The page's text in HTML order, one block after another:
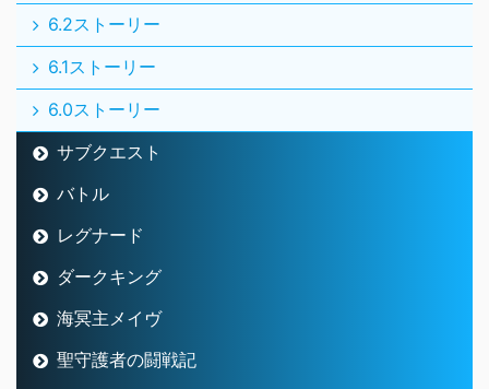
6.2ストーリー
6.1ストーリー
6.0ストーリー
サブクエスト
バトル
レグナード
ダークキング
海冥主メイヴ
聖守護者の闘戦記